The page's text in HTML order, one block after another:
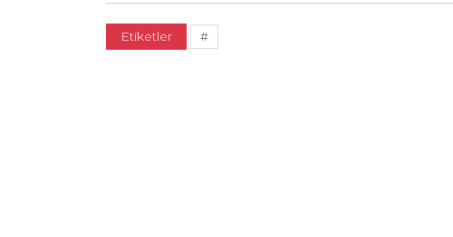
Etiketler #